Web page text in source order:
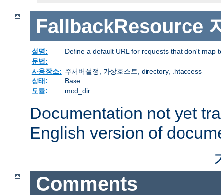
FallbackResource
설명:
Define a default URL for requests that don't map
문법:
사용장소: 주서버설정, 가상호스트, directory, .htaccess
상태:
Base
모듈:
mod_dir
Documentation not yet
English version of
Comments